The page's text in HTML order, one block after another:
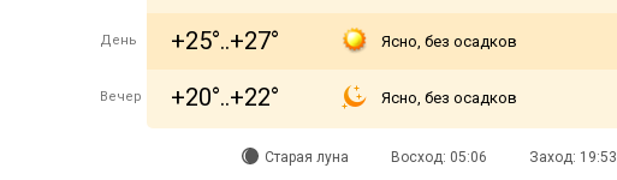
День +25°..+27° Ясно, без осадков
Вечер +20°..+22° Ясно, без осадков
Старая луна Восход: 05:06 Заход: 19:53